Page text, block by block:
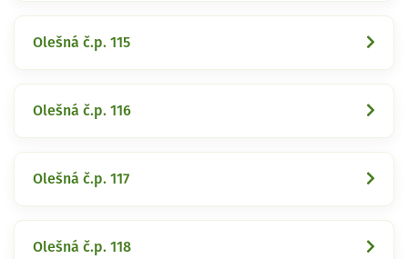
Olešná č.p. 115
Olešná č.p. 116
Olešná č.p. 117
Olešná č.p. 118